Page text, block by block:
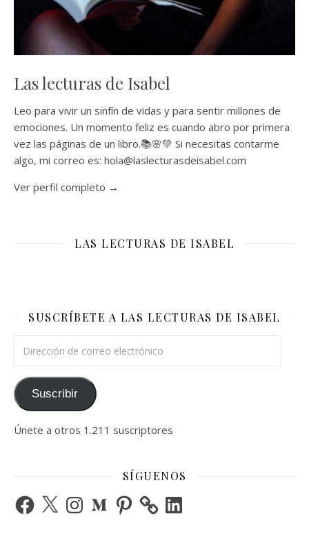
Las lecturas de Isabel
Leo para vivir un sinfín de vidas y para sentir millones de
emociones. Un momento feliz es cuando abro por primera
vez las páginas de un libro.📚🌸💚 Si necesitas contarme
algo, mi correo es: hola@laslecturasdeisabel.com
Ver perfil completo →
LAS LECTURAS DE ISABEL
SUSCRÍBETE A LAS LECTURAS DE ISABEL
Suscribir
Únete a otros 1.211 suscriptores
SÍGUENOS
Facebook
X InstagramMediumPinterest LinkedIn